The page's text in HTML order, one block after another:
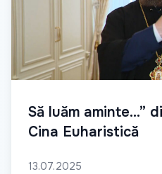
Să luăm aminte...”
Cina Euharistică
13.07.2025